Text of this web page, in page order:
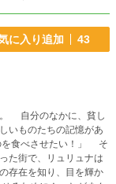
に入り追加 43
自分のなかに、貧し
いものたちの記憶があ
た街で、リュリュナは
存在を知り、目を輝か